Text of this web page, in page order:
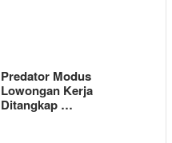
Predator Modus
Lowongan Kerja
Ditangkap …